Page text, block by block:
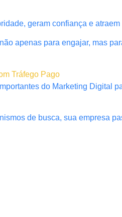
geram confiança e
apenas para engajar, mas
Tráfego Pago
do Marketing Digital
de busca, sua empresa